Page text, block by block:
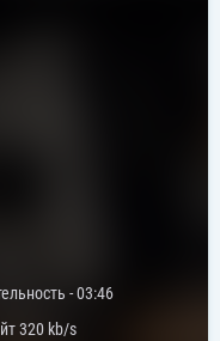
-03:46
320 kb/s